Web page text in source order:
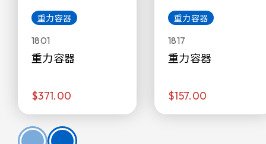
重力容器
1801
重力容器
$371.00
重力容器
1817
重力容器
$157.00